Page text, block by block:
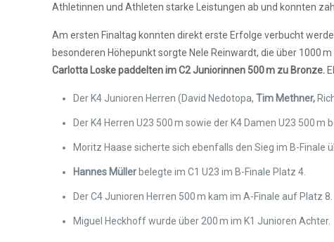
Athletinnen und Athleten starke Leistungen ab und konnten
Am ersten Finaltag konnten direkt erste Erfolge verbucht
besonderen Höhepunkt sorgte Nele Reinwardt, die über 1000
Carlotta Loske paddelten im C2 Juniorinnen 500 m zu Bronze.
Der K4 Junioren Herren (David Nedotopa,Tim Methner,
Der K4 Herren U23 500 m sowie der K4 Damen U23 500
Moritz Haase sicherte sich ebenfalls den Sieg im B-Finale
Hannes Müller belegte im C1 U23 im B-Finale Platz 4.
Der C4 Junioren Herren 500 m kam im A-Finale auf Platz 8.
Miguel Heckhoff wurde über 200 m im K1 Junioren Achter.